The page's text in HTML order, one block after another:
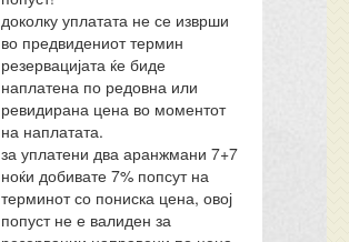
доколку уплатата не се изврши
во предвидениот термин
резервацијата ќе биде
наплатена по редовна или
ревидирана цена во моментот
на наплатата.
за уплатени два аранжмани 7+7
ноќи добивате 7% попсут на
терминот со пониска цена, овој
попуст не е валиден за